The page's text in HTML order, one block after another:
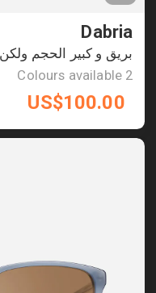
Dabria
بريق و كبير الحجم
2
Colours available
US$100.00